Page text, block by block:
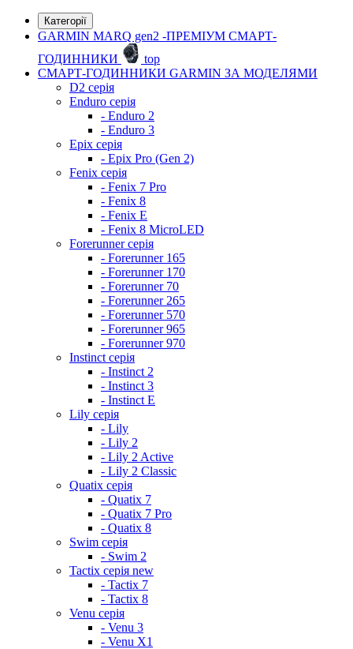
Категорії
GARMIN MARQ gen2 -ПРЕМІУМ СМАРТ-
ГОДИННИКИ
top
СМАРТ-ГОДИННИКИ GARMIN ЗА МОДЕЛЯМИ
D2 серія
Enduro серія
- Enduro 2
- Enduro 3
Epix серія
- Epix Pro (Gen 2)
Fenix серія
- Fenix 7 Pro
- Fenix 8
- Fenix ​​E
- Fenix 8 MicroLED
Forerunner серія
- Forerunner 165
- Forerunner 170
- Forerunner 70
- Forerunner 265
- Forerunner 570
- Forerunner 965
- Forerunner 970
Instinct серія
- Instinct 2
- Instinct 3
- Instinct E
Lily серія
- Lily
- Lily 2
- Lily 2 Active
- Lily 2 Classic
Quatix серія
- Quatix 7
- Quatix 7 Pro
- Quatix 8
Swim серія
- Swim 2
Tactix серія new
- Tactix 7
- Tactix 8
Venu серія
- Venu 3
- Venu X1